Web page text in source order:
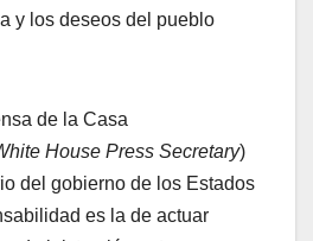
y los deseos del pueblo
de la Casa
House Press Secretary)
del gobierno de los Estados
es la de actuar